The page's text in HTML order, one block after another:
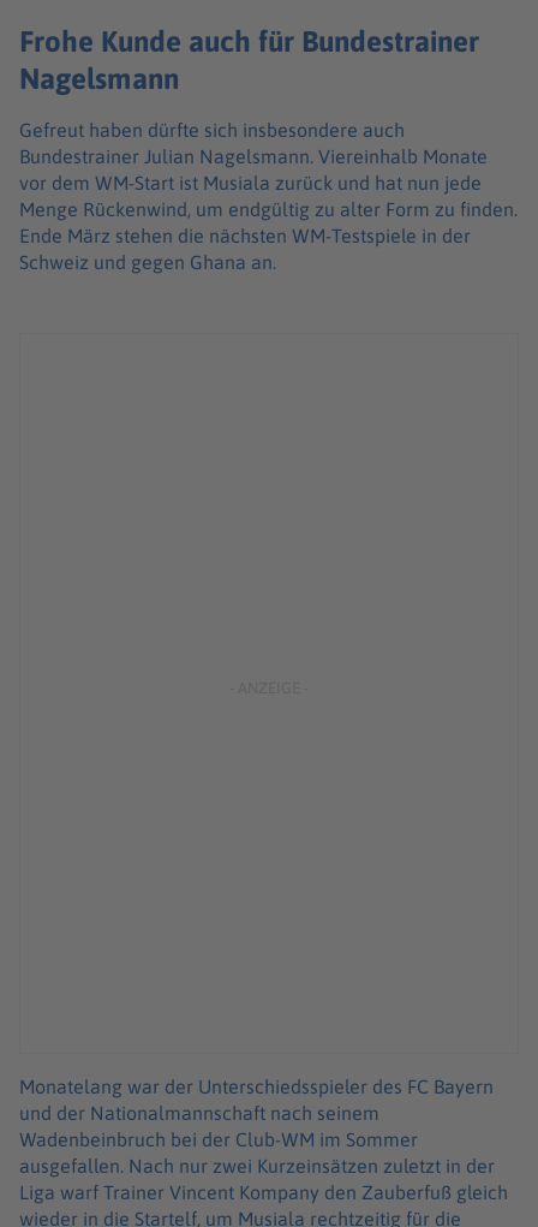
Frohe Kunde auch für Bundestrainer
Nagelsmann
Gefreut haben dürfte sich insbesondere auch
Bundestrainer Julian Nagelsmann. Viereinhalb Monate
vor dem WM-Start ist Musiala zurück und hat nun jede
Menge Rückenwind, um endgültig zu alter Form zu finden.
Ende März stehen die nächsten WM-Testspiele in der
Schweiz und gegen Ghana an.
Monatelang war der Unterschiedsspieler des FC Bayern
und der Nationalmannschaft nach seinem
Wadenbeinbruch bei der Club-WM im Sommer
ausgefallen. Nach nur zwei Kurzeinsätzen zuletzt in der
Liga warf Trainer Vincent Kompany den Zauberfuß gleich
wieder in die Startelf, um Musiala rechtzeitig für die